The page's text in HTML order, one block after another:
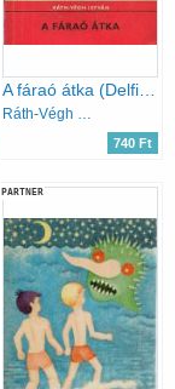
A fáraó átka (Delfin könyvek)
Ráth-Végh István
740 Ft
PARTNER